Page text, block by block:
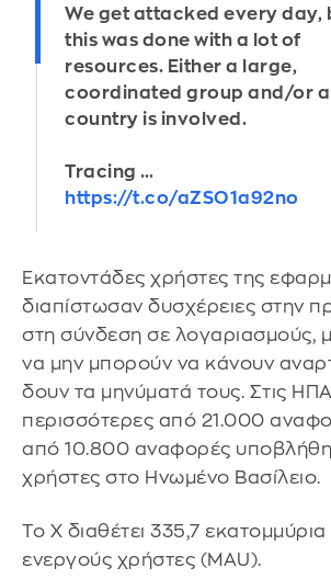
We get attacked every day,
this was done with a lot of
resources. Either a large,
coordinated group and/or a
country is involved.
Tracing …
https://t.co/aZSO1a92no
Εκατοντάδες χρήστες της
διαπίστωσαν δυσχέρειες στην
στη σύνδεση σε λογαριασμούς,
να μην μπορούν να κάνουν
δουν τα μηνύματά τους. Στις
περισσότερες από 21.000
από 10.800 αναφορές
χρήστες στο Ηνωμένο Βασίλειο.
To X διαθέτει 335,7 εκατομμύρια
ενεργούς χρήστες (MAU).